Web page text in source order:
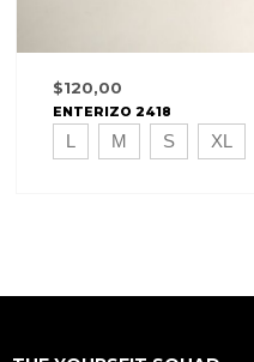
$120,00
ENTERIZO 2418
L M S XL